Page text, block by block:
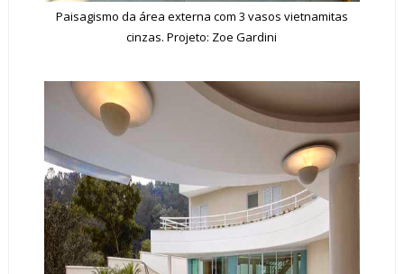
Paisagismo da área externa com 3 vasos vietnamitas
cinzas. Projeto: Zoe Gardini